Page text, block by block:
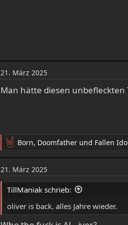
21. März 2025
Man hätte diesen unbefleckten
R
e
a
k
t
n
e
Born, Doomfather und Fallen
21. März 2025
TillManiak schrieb:
oliver is back. alles Jahre wieder.